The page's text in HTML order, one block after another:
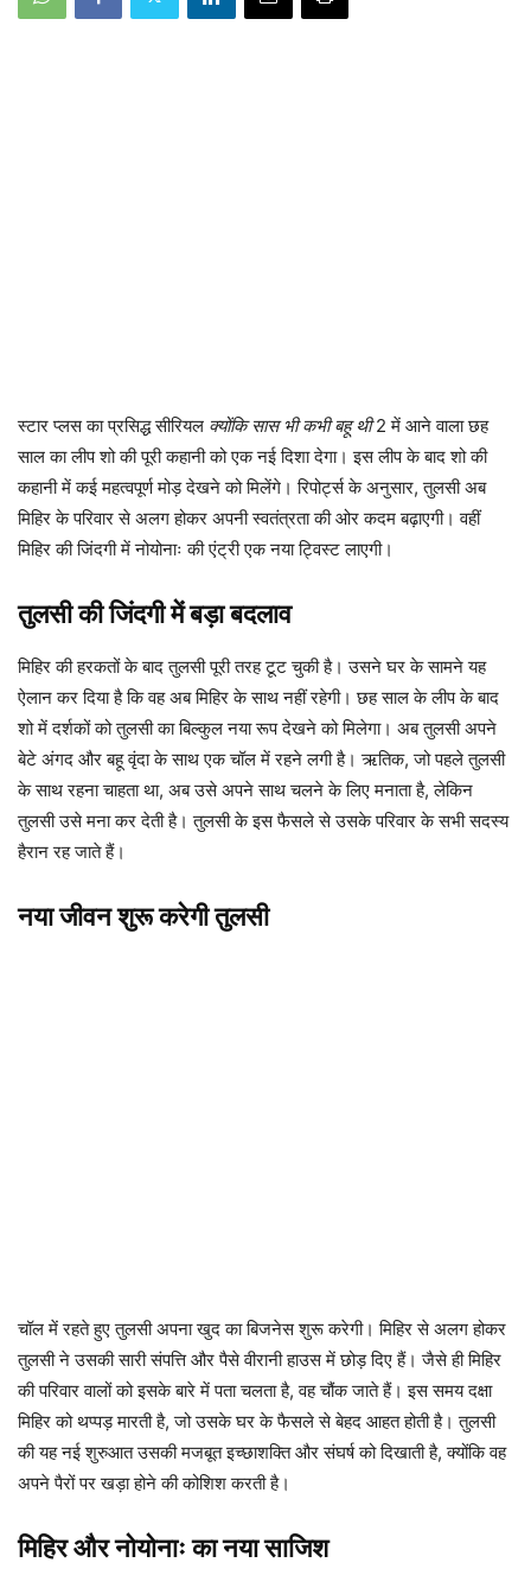
स्टार प्लस का प्रसिद्ध सीरियल क्योंकि सास भी कभी बहू थी2 में आने वाला छह
साल का लीप शो की पूरी कहानी को एक नई दिशा देगा। इस लीप के बाद शो की
कहानी में कई महत्वपूर्ण मोड़ देखने को मिलेंगे। रिपोर्ट्स के अनुसार, तुलसी अब
मिहिर के परिवार से अलग होकर अपनी स्वतंत्रता की ओर कदम बढ़ाएगी। वहीं
मिहिर की जिंदगी में नोयोनाः की एंट्री एक नया ट्विस्ट लाएगी।
तुलसी की जिंदगी में बड़ा बदलाव
मिहिर की हरकतों के बाद तुलसी पूरी तरह टूट चुकी है। उसने घर के सामने यह
ऐलान कर दिया है कि वह अब मिहिर के साथ नहीं रहेगी। छह साल के लीप के बाद
शो में दर्शकों को तुलसी का बिल्कुल नया रूप देखने को मिलेगा। अब तुलसी अपने
बेटे अंगद और बहू वृंदा के साथ एक चॉल में रहने लगी है। ऋतिक, जो पहले तुलसी
के साथ रहना चाहता था, अब उसे अपने साथ चलने के लिए मनाता है, लेकिन
तुलसी उसे मना कर देती है। तुलसी के इस फैसले से उसके परिवार के सभी सदस्य
हैरान रह जाते हैं।
नया जीवन शुरू करेगी तुलसी
चॉल में रहते हुए तुलसी अपना खुद का बिजनेस शुरू करेगी। मिहिर से अलग होकर
तुलसी ने उसकी सारी संपत्ति और पैसे वीरानी हाउस में छोड़ दिए हैं। जैसे ही मिहिर
की परिवार वालों को इसके बारे में पता चलता है, वह चौंक जाते हैं। इस समय दक्षा
मिहिर को थप्पड़ मारती है, जो उसके घर के फैसले से बेहद आहत होती है। तुलसी
की यह नई शुरुआत उसकी मजबूत इच्छाशक्ति और संघर्ष को दिखाती है, क्योंकि वह
अपने पैरों पर खड़ा होने की कोशिश करती है।
मिहिर और नोयोनाः का नया साजिश